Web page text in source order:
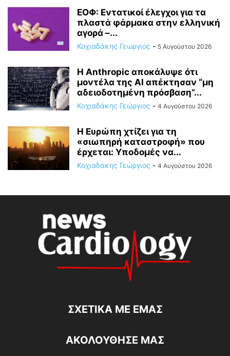
ΕΟΦ: Εντατικοί έλεγχοι για τα
πλαστά φάρμακα στην ελληνική
αγορά –...
Κοχιαδάκης Γεώργιος - 5 Αυγούστου 2026
Η Anthropic αποκάλυψε ότι
μοντέλα της AI απέκτησαν “μη
αδειοδοτημένη πρόσβαση”...
Κοχιαδάκης Γεώργιος - 4 Αυγούστου 2026
Η Ευρώπη χτίζει για τη
«σιωπηρή καταστροφή» που
έρχεται: Υποδομές να...
Κοχιαδάκης Γεώργιος - 4 Αυγούστου 2026
ΣΧΕΤΙΚΆ ΜΕ ΕΜΆΣ
ΑΚΟΛΟΥΘΗΣΕ ΜΑΣ